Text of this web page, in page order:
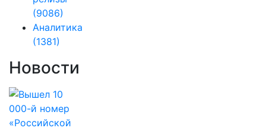
(9086)
Аналитика
(1381)
Новости